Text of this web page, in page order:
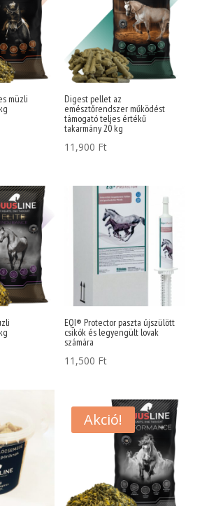
müzli Digest pellet az
emésztőrendszer működést
támogató teljes értékű
takarmány 20 kg
11,900 Ft
EQI® Protector paszta újszülött
csikók és legyengült lovak
számára
11,500 Ft
Akció!